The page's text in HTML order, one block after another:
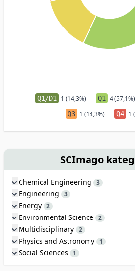
Q1/D1 1 (14,3%) Q1 4 (57,1%)
Q3 1 (14,3%) Q4 1
SCImago
Chemical Engineering 3
Engineering 3
Energy 2
Environmental Science 2
Multidisciplinary 2
Physics and Astronomy 1
Social Sciences 1